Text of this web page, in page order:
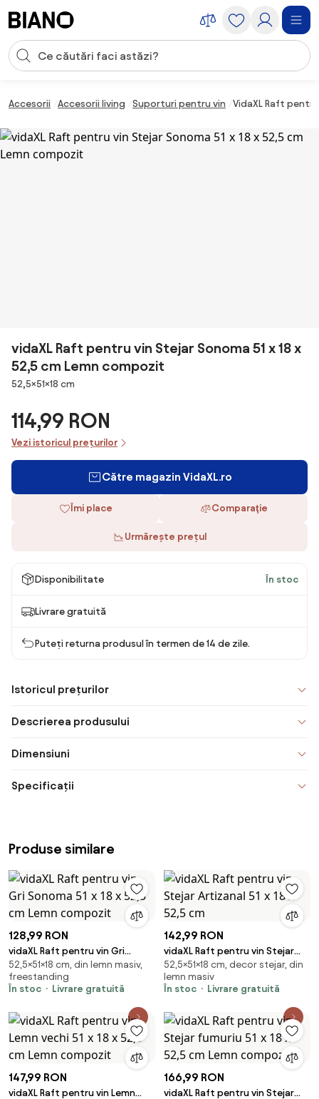
Introducerea căutării
Accesorii Accesorii living Suporturi pentru vin VidaXL Raft
vidaXL Raft pentru vin Stejar Sonoma 51 x 18 x
52,5 cm Lemn compozit
Dimensiuni
52,5×51×18 cm
114,99 RON
Vezi istoricul prețurilor
Către magazin VidaXL.ro
Îmi place Comparaţie
Urmărește prețul
Disponibilitate În stoc
Livrare gratuită
Puteți returna produsul în termen de 14 de zile.
Istoricul prețurilor
Descrierea produsului
Dimensiuni
Specificații
Produse similare
128,99 RON
vidaXL Raft pentru vin Gri
Sonoma 51 x 18 x 52,5 cm Lemn
compozit
52,5×51×18 cm, din lemn masiv,
freestanding
În stoc
Livrare gratuită
142,99 RON
vidaXL Raft pentru vin Stejar
Artizanal 51 x 18 x 52,5 cm
52,5×51×18 cm, decor stejar, din
lemn masiv
În stoc
Livrare gratuită
147,99 RON
vidaXL Raft pentru vin Lemn
166,99 RON
vidaXL Raft pentru vin Stejar